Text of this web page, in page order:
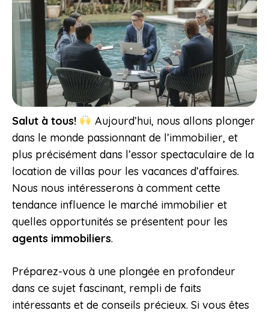
Salut à tous!
Aujourd’hui, nous allons plonger
dans le monde passionnant de l’immobilier, et
plus précisément dans l’essor spectaculaire de la
location de villas pour les vacances d’affaires.
Nous nous intéresserons à comment cette
tendance influence le marché immobilier et
quelles opportunités se présentent pour les
agents immobiliers.
Préparez-vous à une plongée en profondeur
dans ce sujet fascinant, rempli de faits
intéressants et de conseils précieux. Si vous êtes